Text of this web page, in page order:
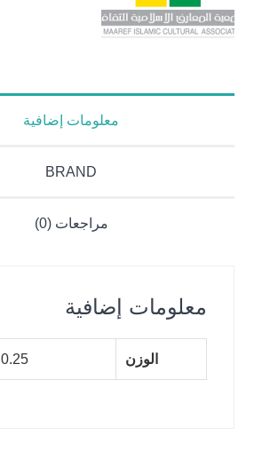
معلومات إضافية
BRAND
مراجعات (0)
معلومات إضافية
الوزن 0.25 كيلوجرام